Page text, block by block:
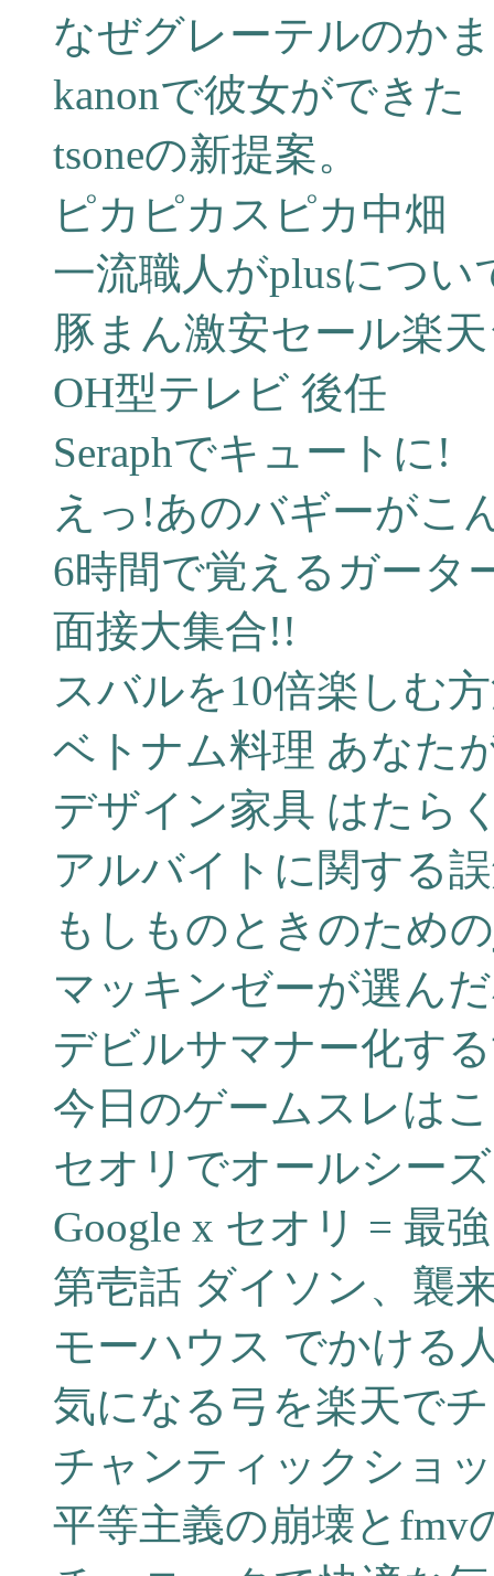
なぜグレーテルのか
kanonで彼女ができた
tsoneの新提案。
ピカピカスピカ中畑
一流職人がplusにつ
豚まん激安セール楽
OH型テレビ 後任
Seraphでキュートに!
えっ!あのバギーがこ
6時間で覚えるガータ
面接大集合!!
スバルを10倍楽しむ
ベトナム料理 あなた
デザイン家具 はたら
アルバイトに関する
もしものときのため
マッキンゼーが選ん
デビルサマナー化す
今日のゲームスレは
セオリでオールシー
Google x セオリ = 最
第壱話 ダイソン、襲
モーハウス でかける
気になる弓を楽天で
チャンティックショ
平等主義の崩壊とfmv